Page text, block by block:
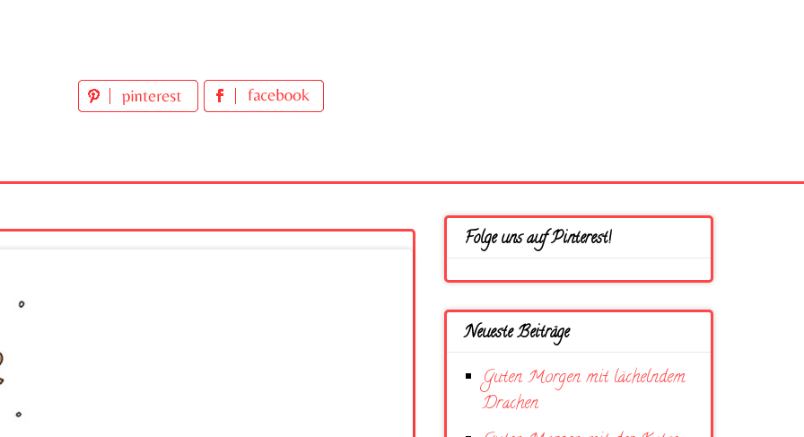
Folge uns auf Pinterest!
Neueste Beiträge
Guten Morgen mit lächelndem
Drachen